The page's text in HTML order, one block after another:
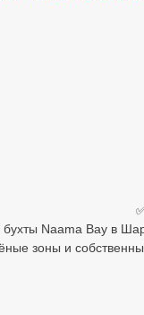
бухты Naama Bay в
зоны и